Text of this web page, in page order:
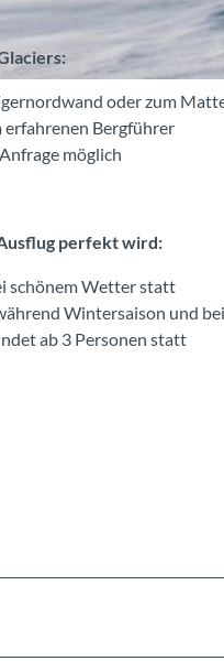
oder zum
Bergführer
möglich
perfekt wird:
schönem Wetter statt
Wintersaison und
ab 3 Personen statt